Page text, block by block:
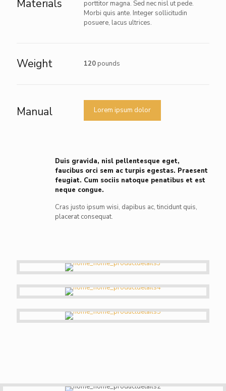
Materials
porttitor magna. Sed nec nisl ut pede.
Morbi quis ante. Integer sollicitudin
posuere, lacus ultrices.
Weight 120 pounds
Manual Lorem ipsum dolor
Duis gravida, nisl pellentesque eget,
faucibus orci sem ac turpis egestas. Praesent
feugiat. Cum sociis natoque penatibus et est
neque congue.
Cras justo ipsum wisi, dapibus ac, tincidunt quis,
placerat consequat.